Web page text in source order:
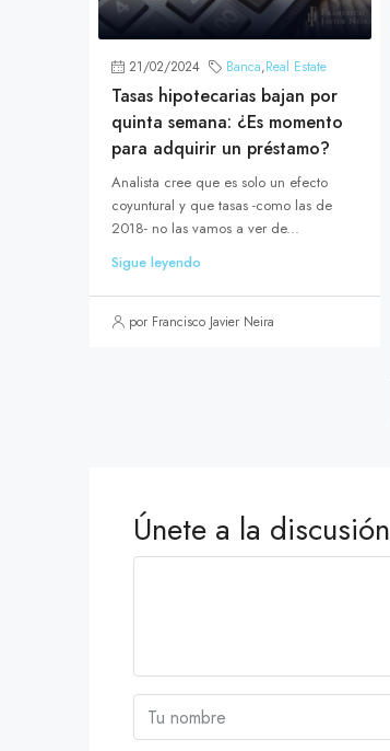
21/02/2024 Banca,Real Estate
Tasas hipotecarias bajan por
quinta semana: ¿Es momento
para adquirir un préstamo?
Analista cree que es solo un efecto
coyuntural y que tasas -como las de
2018- no las vamos a ver de...
Sigue leyendo
por Francisco Javier Neira
Únete a la discusión